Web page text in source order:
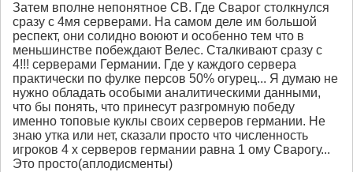
Затем вполне непонятное СВ. Где Сварог столкнулся
сразу с 4мя серверами. На самом деле им большой
респект, они солидно воюют и особенно тем что в
меньшинстве побеждают Велес. Сталкивают сразу с
4!!! серверами Германии. Где у каждого сервера
практически по фулке персов 50% огурец... Я думаю не
нужно обладать особыми аналитическими данными,
что бы понять, что принесут разгромную победу
именно топовые куклы своих серверов германии. Не
знаю утка или нет, сказали просто что численность
игроков 4 х серверов германии равна 1 ому Сварогу...
Это просто(аплодисменты)